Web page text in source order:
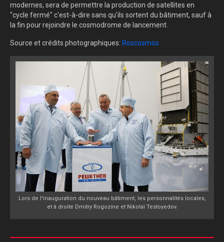
modernes, sera de permettre la production de satellites en
"cycle fermé" c'est-à-dire sans qu'ils sortent du bâtiment, sauf à
la fin pour rejoindre le cosmodrome de lancement.
Source et crédits photographiques: Roscosmos
Lors de l'inauguration du nouveau bâtiment, les personnalités locales,
et à droite Dmitry Rogozine et Nikolaï Testoyedov.